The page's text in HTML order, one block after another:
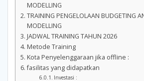
MODELLING
TRAINING PENGELOLAAN BUDGETING
MODELLING
JADWAL TRAINING TAHUN 2026
Metode Training
Kota Penyelenggaraan jika offline :
fasilitas yang didapatkan
Investasi :